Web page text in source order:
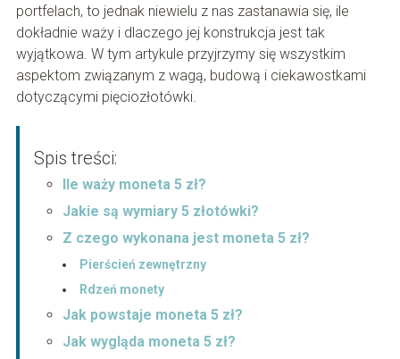
portfelach, to jednak niewielu z nas zastanawia się, ile
dokładnie waży i dlaczego jej konstrukcja jest tak
wyjątkowa. W tym artykule przyjrzymy się wszystkim
aspektom związanym z wagą, budową i ciekawostkami
dotyczącymi pięciozłotówki.
Spis treści:
Ile waży moneta 5 zł?
Jakie są wymiary 5 złotówki?
Z czego wykonana jest moneta 5 zł?
Pierścień zewnętrzny
Rdzeń monety
Jak powstaje moneta 5 zł?
Jak wygląda moneta 5 zł?